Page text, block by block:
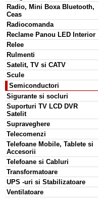
Radio, Mini Boxa Bluetooth,
Ceas
Radiocomanda
Reclame Panou LED Interior
Relee
Rulmenti
Satelit, TV si CATV
Scule
Semiconductori
Sigurante si socluri
Suporturi TV LCD DVR
Satelit
Supraveghere
Telecomenzi
Telefoane Mobile, Tablete si
Accesorii
Telefoane si Cabluri
Transformatoare
UPS -uri si Stabilizatoare
Ventilatoare